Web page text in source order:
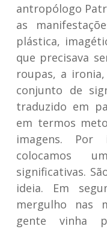
antropólogo
as
plástica,
que precisava
roupas, a
conjunto de
traduzido em
em termos
imagens. Por
colocamos
significativas.
ideia. Em
mergulho nas
gente vinha